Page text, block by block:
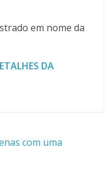
em nome da
DA
com uma